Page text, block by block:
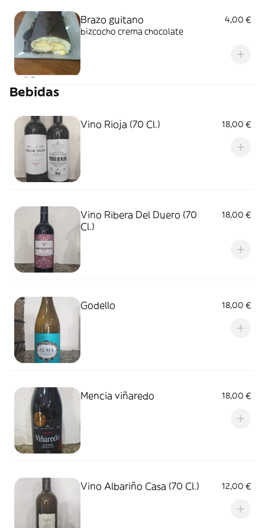
Brazo guitano
4,00 €
bizcocho crema chocolate
Bebidas
Vino Rioja (70 Cl.) 18,00 €
Vino Ribera Del Duero (70
Cl.)
18,00 €
Godello 18,00 €
Mencia viñaredo 18,00 €
Vino Albariño Casa (70 Cl.) 12,00 €